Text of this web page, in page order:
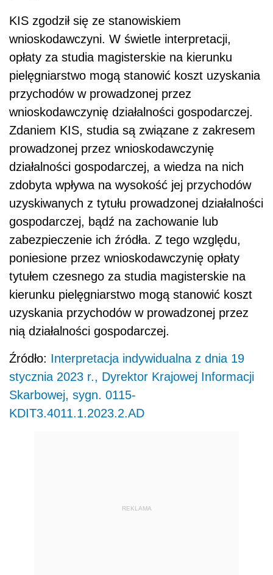
KIS zgodził się ze stanowiskiem
wnioskodawczyni. W świetle interpretacji,
opłaty za studia magisterskie na kierunku
pielęgniarstwo mogą stanowić koszt uzyskania
przychodów w prowadzonej przez
wnioskodawczynię działalności gospodarczej.
Zdaniem KIS, studia są związane z zakresem
prowadzonej przez wnioskodawczynię
działalności gospodarczej, a wiedza na nich
zdobyta wpływa na wysokość jej przychodów
uzyskiwanych z tytułu prowadzonej działalności
gospodarczej, bądź na zachowanie lub
zabezpieczenie ich źródła. Z tego względu,
poniesione przez wnioskodawczynię opłaty
tytułem czesnego za studia magisterskie na
kierunku pielęgniarstwo mogą stanowić koszt
uzyskania przychodów w prowadzonej przez
nią działalności gospodarczej.
Źródło: Interpretacja indywidualna z dnia 19
stycznia 2023 r., Dyrektor Krajowej Informacji
Skarbowej, sygn. 0115-
KDIT3.4011.1.2023.2.AD
REKLAMA